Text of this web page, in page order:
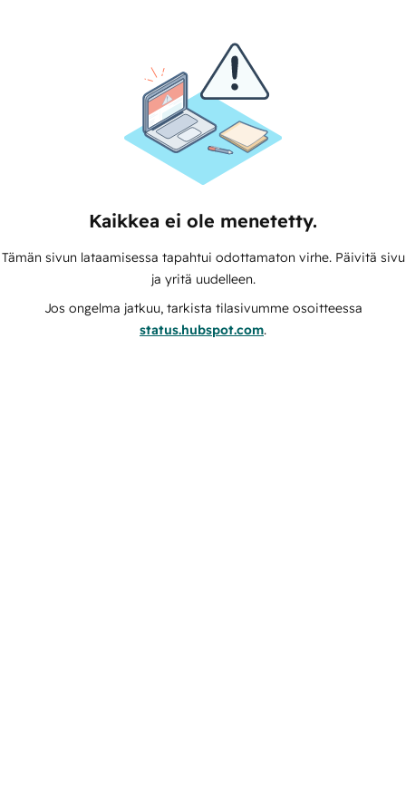
Kaikkea ei ole menetetty.
Tämän sivun lataamisessa tapahtui odottamaton virhe. Päivitä sivu
ja yritä uudelleen.
Jos ongelma jatkuu, tarkista tilasivumme osoitteessa
status.hubspot.com.